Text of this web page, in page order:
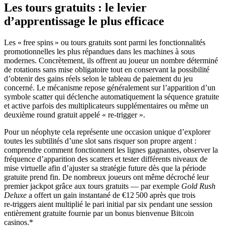
Les tours gratuits : le levier
d’apprentissage le plus efficace
Les « free spins » ou tours gratuits sont parmi les fonctionnalités
promotionnelles les plus répandues dans les machines à sous
modernes. Concrètement, ils offrent au joueur un nombre déterminé
de rotations sans mise obligatoire tout en conservant la possibilité
d’obtenir des gains réels selon le tableau de paiement du jeu
concerné. Le mécanisme repose généralement sur l’apparition d’un
symbole scatter qui déclenche automatiquement la séquence gratuite
et active parfois des multiplicateurs supplémentaires ou même un
deuxième round gratuit appelé « re‑trigger ».
Pour un néophyte cela représente une occasion unique d’explorer
toutes les subtilités d’une slot sans risquer son propre argent :
comprendre comment fonctionnent les lignes gagnantes, observer la
fréquence d’apparition des scatters et tester différents niveaux de
mise virtuelle afin d’ajuster sa stratégie future dès que la période
gratuite prend fin. De nombreux joueurs ont même décroché leur
premier jackpot grâce aux tours gratuits — par exemple Gold Rush
Deluxe a offert un gain instantané de €12 500 après que trois
re‑triggers aient multiplié le pari initial par six pendant une session
entièrement gratuite fournie par un bonus bienvenue Bitcoin
casinos.*